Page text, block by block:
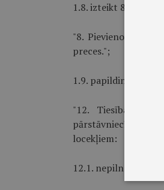
1.8. izteikt 8.punktu
"8. Pievienotās
preces.";
1.9. papildināt
"12. Tiesības
pārstāvniecību
locekļiem:
12.1.